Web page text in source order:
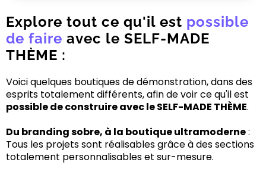
Explore tout ce qu'il est possible
de faire avec le SELF-MADE
THÈME :
Voici quelques boutiques de démonstration, dans des
esprits totalement différents, afin de voir ce qu'il est
possible de construire avec le SELF-MADE THÈME.
Du branding sobre, à la boutique ultramoderne:
Tous les projets sont réalisables grâce à des sections
totalement personnalisables et sur-mesure.